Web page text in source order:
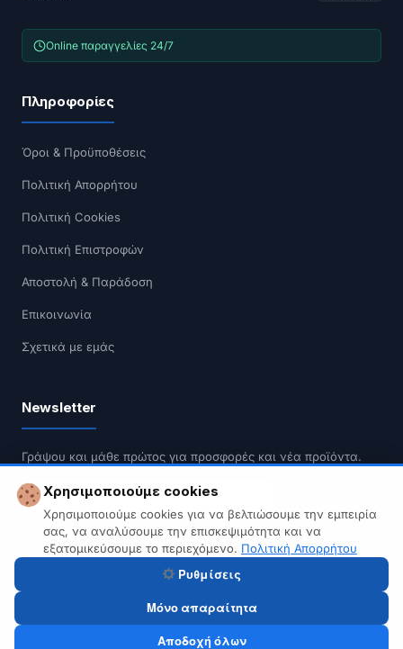
Online παραγγελίες 24/7
Πληροφορίες
Όροι & Προϋποθέσεις
Πολιτική Απορρήτου
Πολιτική Cookies
Πολιτική Επιστροφών
Αποστολή & Παράδοση
Επικοινωνία
Σχετικά με εμάς
Newsletter
Γράψου και μάθε πρώτος για προσφορές και νέα προϊόντα.
Δεν κάνουμε spam. Διαγραφή οποιαδήποτε στιγμή.
© 2026 Tech A Break — Built with WooCommerce.
Χρησιμοποιούμε cookies
Χρησιμοποιούμε cookies για να βελτιώσουμε την εμπειρία
σας, να αναλύσουμε την επισκεψιμότητα και να
εξατομικεύσουμε το περιεχόμενο. Πολιτική Απορρήτου
Ρυθμίσεις
Μόνο απαραίτητα
Αποδοχή όλων